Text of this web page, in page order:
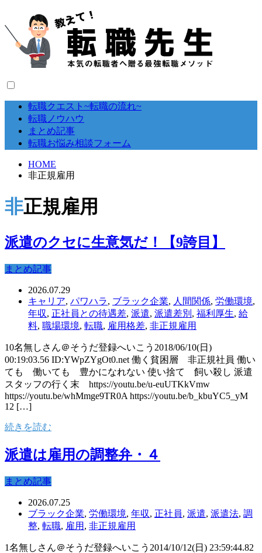
転職クエスト~転職の流れ~
転職ノウハウ
まとめ記事
転職お悩み相談フォーム
HOME
非正規雇用
非正規雇用
派遣のクセに生意気だ！【9誇目】
まとめ記事
2026.07.29
キャリア, パワハラ, ブラック企業, 人間関係, 労働環境,
年収, 正社員との待遇差, 派遣, 派遣差別 , 福利厚生, 給
料, 職場環境, 転職, 雇用格差, 非正規雇用
10名無しさん＠そうだ登録へいこう2018/06/10(日)
00:19:03.56 ID:YWpZYgOt0.net 働く貧困層 非正規社員 働い
ても 働いても 豊かになれない 使い捨て 飼い殺し 派遣
スタッフの行く末 https://youtu.be/u-euUTKkVmw
https://youtu.be/whMmge9TR0A https://youtu.be/b_kbuYC5_yM
12 […]
続きを読む
派遣は雇用の調整弁・４
まとめ記事
2026.07.25
ブラック企業, 労働環境, 年収, 正社員, 派遣, 派遣法, 調
整, 転職, 雇用 , 非正規雇用
1名無しさん＠そうだ登録へいこう2014/10/12(日) 23:59:44.82